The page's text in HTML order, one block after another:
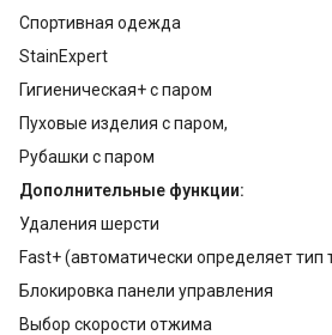
Спортивная одежда
StainExpert
Гигиеническая+ с паром
Пуховые изделия с паром,
Рубашки с паром
Дополнительные функции:
Удаления шерсти
Fast+ (автоматически определяет
Блокировка панели управления
Выбор скорости отжима